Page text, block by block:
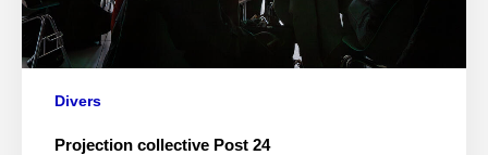
Divers
Projection collective Post 24